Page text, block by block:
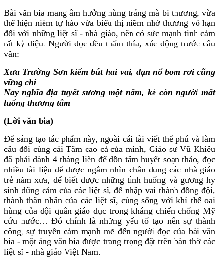
Bài văn bia mang âm hưởng hùng tráng mà bi thương, vừa
thể hiện niềm tự hào vừa biểu thị niềm nhớ thương vô hạn
đối với những liệt sĩ - nhà giáo, nên có sức mạnh tình cảm
rất kỳ diệu. Người đọc đều thấm thía, xúc động trước câu
văn:
Xưa Trường Sơn kiếm bút hai vai, đạn nổ bom rơi cũng
vững chí
Nay nghĩa địa tuyết sương một nấm, kẻ còn người mất
luống thương tâm
(Lời văn bia)
Để sáng tạo tác phẩm này, ngoài cái tài viết thể phú và làm
câu đối cùng cái Tâm cao cả của mình, Giáo sư Vũ Khiêu
đã phải dành 4 tháng liền để dồn tâm huyết soạn thảo, đọc
nhiều tài liệu để được ngắm nhìn chân dung các nhà giáo
trẻ năm xưa, để biết được những tình huống và gương hy
sinh dũng cảm của các liệt sĩ, để nhập vai thành đồng đội,
thành thân nhân của các liệt sĩ, cùng sống với khí thế oai
hùng của đội quân giáo dục trong kháng chiến chống Mỹ
cứu nước… Đó chính là những yếu tố tạo nên sự thành
công, sự truyền cảm mạnh mẽ đến người đọc của bài văn
bia - một áng văn bia được trang trọng đặt trên bàn thờ các
liệt sĩ - nhà giáo Việt Nam.